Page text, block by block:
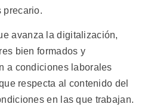
precario.
avanza la digitalización,
bien formados y
a condiciones laborales
respecta al contenido del
en las que trabajan.